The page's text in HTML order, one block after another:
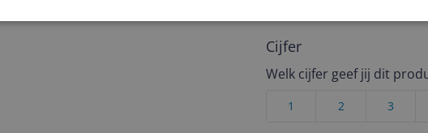
Cijfer
Welk cijfer geef jij dit
3
2
1